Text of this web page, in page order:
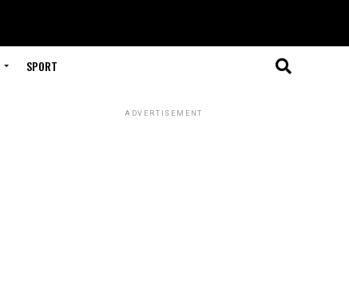
SPORT
ADVERTISEMENT